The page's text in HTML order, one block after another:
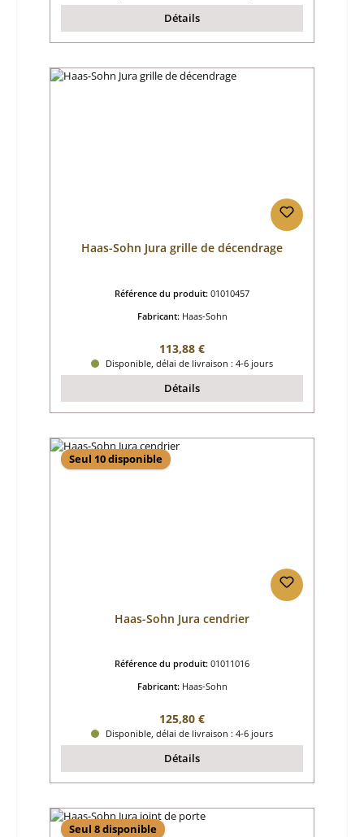
Détails
Haas-Sohn Jura grille de décendrage
Référence du produit: 01010457
Fabricant: Haas-Sohn
Prix régulier :
113,88 €
Disponible, délai de livraison : 4-6 jours
Détails
Seul 10 disponible
Haas-Sohn Jura cendrier
Référence du produit: 01011016
Fabricant: Haas-Sohn
Prix régulier :
125,80 €
Disponible, délai de livraison : 4-6 jours
Détails
Seul 8 disponible